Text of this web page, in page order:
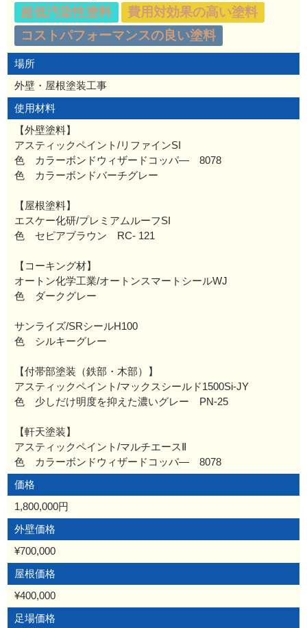
超低汚染性塗料
費用対効果の高い塗料
コストパフォーマンスの良い塗料
場所
外壁・屋根塗装工事
使用材料
【外壁塗料】
アスティックペイント/リファインSI
色 カラーボンドウィザードコッパ― 8078
色 カラーボンドバーチグレー
【屋根塗料】
エスケー化研/プレミアムルーフSI
色 セピアブラウン RC- 121
【コーキング材】
オートン化学工業/オートンスマートシールWJ
色 ダークグレー
サンライズ/SRシールH100
色 シルキーグレー
【付帯部塗装（鉄部・木部）】
アスティックペイント/マックスシールド1500Si-JY
色 少しだけ明度を抑えた濃いグレー PN-25
【軒天塗装】
アスティックペイント/マルチエースⅡ
色 カラーボンドウィザードコッパ― 8078
価格
1,800,000円
外壁価格
¥700,000
屋根価格
¥400,000
足場価格